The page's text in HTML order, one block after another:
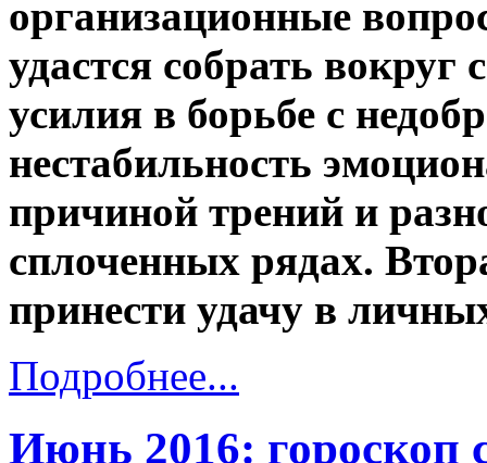
организационные
удастся собрать вокруг
усилия в борьбе с
нестабильность
причиной трений и
сплоченных рядах.
принести удачу в
Подробнее...
Июнь 2016: гороскоп